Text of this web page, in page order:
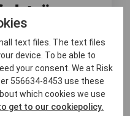
är
om de
leder till en
text files. The text files
device. To be able to
your consent. We at Risk
556634-8453 use these
which cookies we use
get to our cookiepolicy.